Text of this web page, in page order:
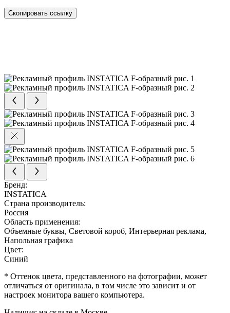
Скопировать ссылку
Бренд:
INSTATICA
Страна производитель:
Россия
Область применения:
Объемные буквы, Световой короб, Интерьерная реклама,
Напольная графика
Цвет:
Синий
* Оттенок цвета, представленного на фотографии, может
отличаться от оригинала, в том числе это зависит и от
настроек монитора вашего компьютера.